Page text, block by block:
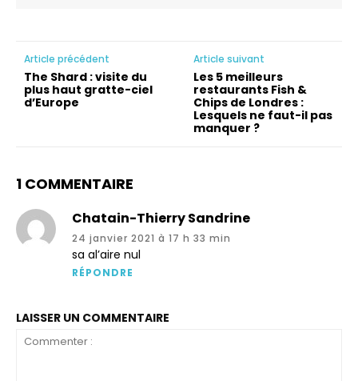
Article précédent
The Shard : visite du
plus haut gratte-ciel
d’Europe
Article suivant
Les 5 meilleurs
restaurants Fish &
Chips de Londres :
Lesquels ne faut-il pas
manquer ?
1 COMMENTAIRE
Chatain-Thierry Sandrine
24 janvier 2021 à 17 h 33 min
sa al’aire nul
RÉPONDRE
LAISSER UN COMMENTAIRE